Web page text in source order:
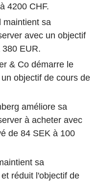
4200 CHF.
maintient sa
avec un objectif
EUR.
& Co démarre le
objectif de cours de
améliore sa
à acheter avec
de 84 SEK à 100
sa
réduit l'objectif de